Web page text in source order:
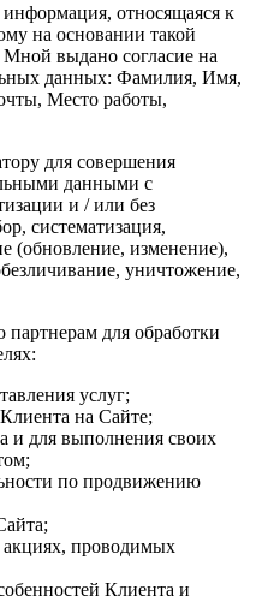
относящаяся к
на основании такой
выдано согласие на
данных: Фамилия, Имя,
Место работы,
для совершения
данными с
и / или без
систематизация,
(обновление, изменение),
уничтожение,
партнерам для обработки
услуг;
на Сайте;
и для выполнения своих
по продвижению
акциях, проводимых
Клиента и